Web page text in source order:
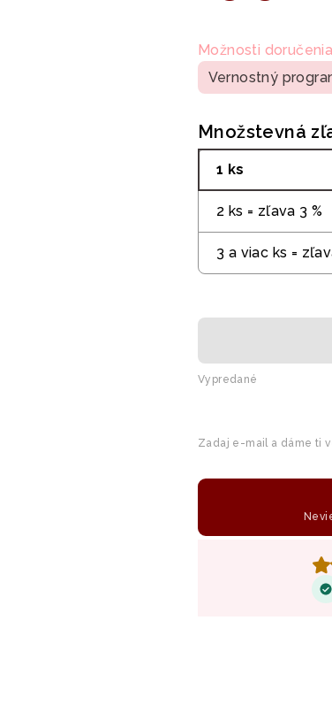
cena:
Možnosti doručenia
Vernostný
Množstevná
1 ks
2 ks = zľava 3 %
3 a viac ks =
Vypredané
Zadaj e-mail a dáme ti